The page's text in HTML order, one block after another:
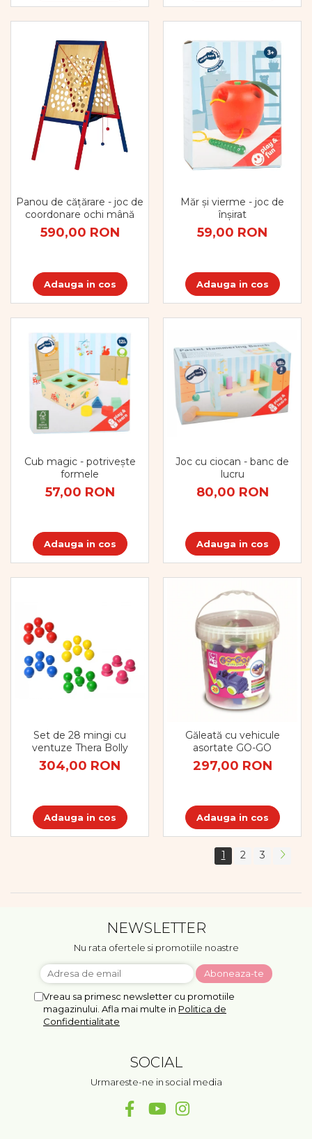
Panou de cățărare - joc de
coordonare ochi mână
590,00 RON
Adauga in cos
Măr și vierme - joc de
înșirat
59,00 RON
Adauga in cos
Cub magic - potrivește
formele
57,00 RON
Adauga in cos
Joc cu ciocan - banc de
lucru
80,00 RON
Adauga in cos
Set de 28 mingi cu
ventuze Thera Bolly
304,00 RON
Adauga in cos
Găleată cu vehicule
asortate GO-GO
297,00 RON
Adauga in cos
1 2 3
NEWSLETTER
Nu rata ofertele si promotiile noastre
Vreau sa primesc newsletter cu promotiile
magazinului. Afla mai multe in Politica de
Confidentialitate
SOCIAL
Urmareste-ne in social media